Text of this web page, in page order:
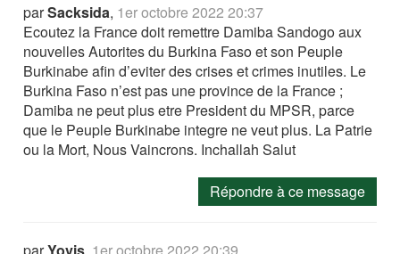
parSacksida, 1er octobre 2022 20:37
Ecoutez la France doit remettre Damiba Sandogo aux
nouvelles Autorites du Burkina Faso et son Peuple
Burkinabe afin d’eviter des crises et crimes inutiles. Le
Burkina Faso n’est pas une province de la France ;
Damiba ne peut plus etre President du MPSR, parce
que le Peuple Burkinabe integre ne veut plus. La Patrie
ou la Mort, Nous Vaincrons. Inchallah Salut
Répondre à ce message
parYovis 1er octobre 2022 20:39